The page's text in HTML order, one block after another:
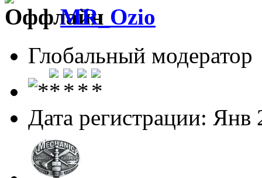
MR_Ozio
Глобальный модератор
Дата регистрации: Янв